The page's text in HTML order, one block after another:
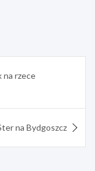
na rzece
na Bydgoszcz